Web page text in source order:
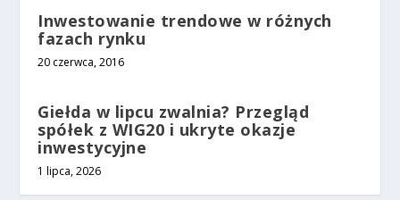
Inwestowanie trendowe w różnych
fazach rynku
20 czerwca, 2016
Giełda w lipcu zwalnia? Przegląd
spółek z WIG20 i ukryte okazje
inwestycyjne
1 lipca, 2026